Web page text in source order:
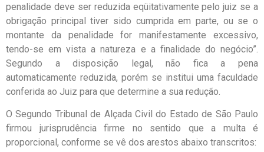
penalidade deve ser reduzida eqüitativamente pelo juiz se a
obrigação principal tiver sido cumprida em parte, ou se o
montante da penalidade for manifestamente excessivo,
tendo-se em vista a natureza e a finalidade do negócio”.
Segundo a disposição legal, não fica a pena
automaticamente reduzida, porém se institui uma faculdade
conferida ao Juiz para que determine a sua redução.
O Segundo Tribunal de Alçada Civil do Estado de São Paulo
firmou jurisprudência firme no sentido que a multa é
proporcional, conforme se vê dos arestos abaixo transcritos: